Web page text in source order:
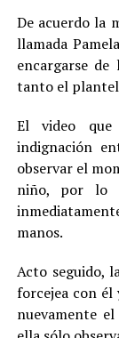
De acuerdo la
llamada
encargarse
tanto el plantel
El video
indignación
observar el
niño, por lo
manos.
Acto seguido,
forcejea con él
nuevamente